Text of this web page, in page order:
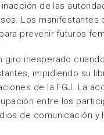
de las
Los manifestantes
prevenir futuros
giro inesperado
impidiendo su
de la FGJ. La
entre los
de comunicación y